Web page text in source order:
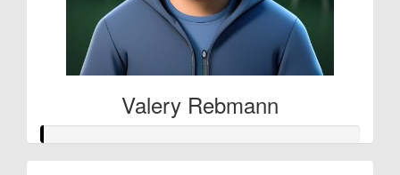
Valery Rebmann